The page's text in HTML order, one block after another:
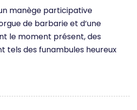
manège participative
de barbarie et d’une
le moment présent, des
tels des funambules heureux